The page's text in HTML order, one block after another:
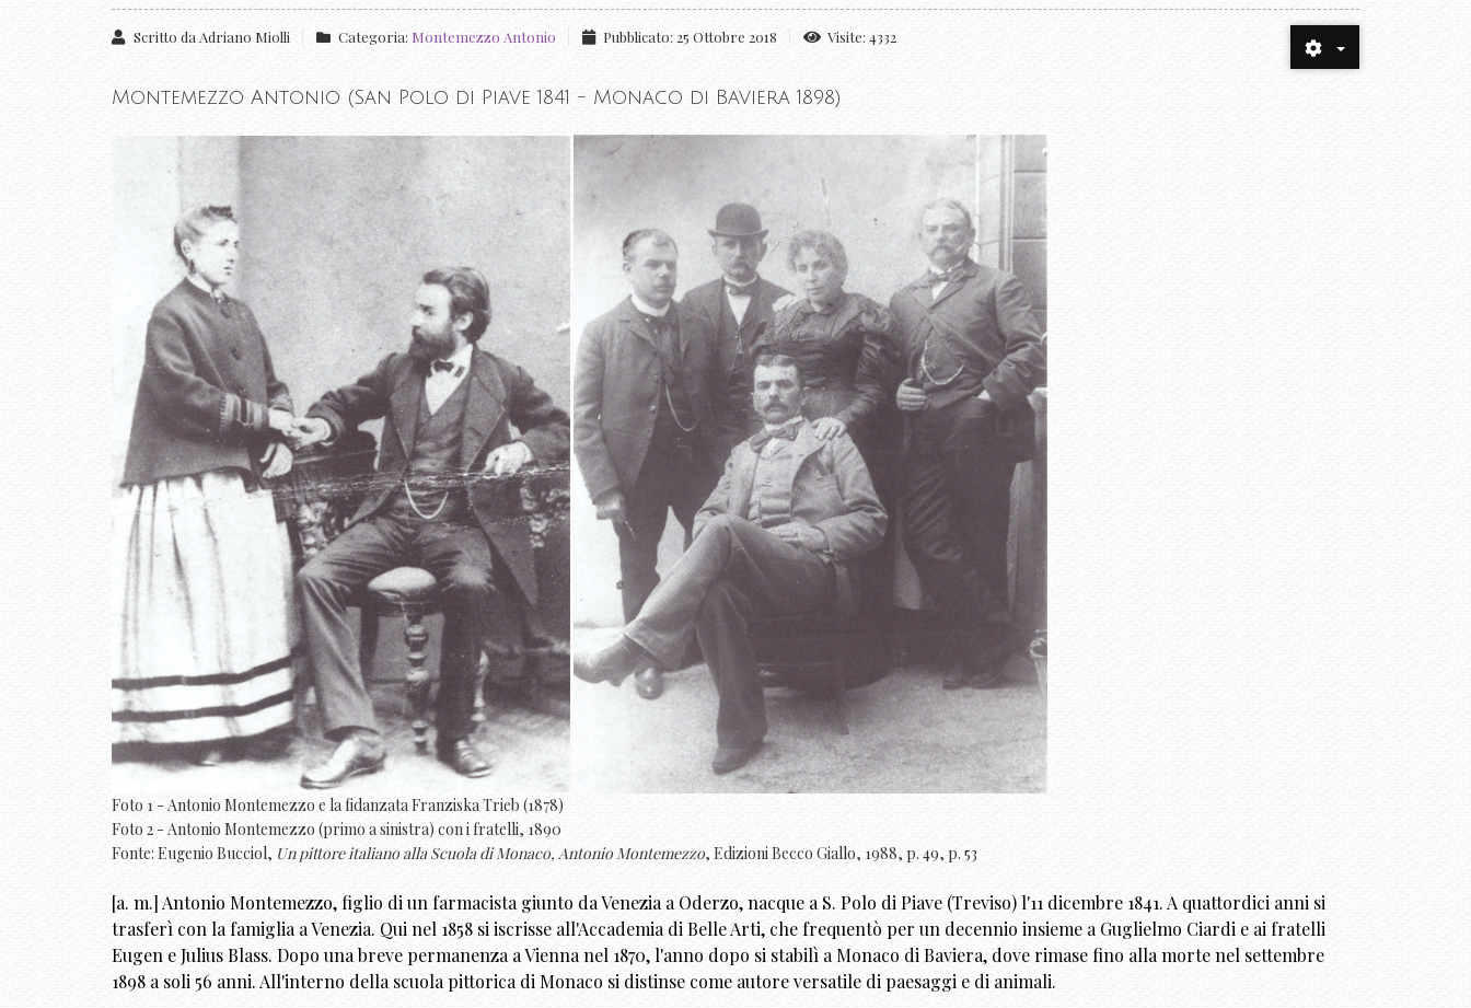
Scritto da Adriano Miolli Categoria: Montemezzo Antonio Pubblicato: 25 Ottobre 2018 Visite: 4332
Montemezzo Antonio (San Polo di Piave 1841 - Monaco di Baviera 1898)
Foto 1 - Antonio Montemezzo e la fidanzata Franziska Trieb (1878)
Foto 2 - Antonio Montemezzo (primo a sinistra) con i fratelli, 1890
Fonte: Eugenio Bucciol, Un pittore italiano alla Scuola di Monaco, Antonio Montemezzo, Edizioni Becco Giallo, 1988, p. 49, p. 53
[a. m.] Antonio Montemezzo, figlio di un farmacista giunto da Venezia a Oderzo, nacque a S. Polo di Piave (Treviso) l'11 dicembre 1841. A quattordici anni si
trasferì con la famiglia a Venezia. Qui nel 1858 si iscrisse all'Accademia di Belle Arti, che frequentò per un decennio insieme a Guglielmo Ciardi e ai fratelli
Eugen e Julius Blass. Dopo una breve permanenza a Vienna nel 1870, l'anno dopo si stabilì a Monaco di Baviera, dove rimase fino alla morte nel settembre
1898 a soli 56 anni. All'interno della scuola pittorica di Monaco si distinse come autore versatile di paesaggi e di animali.